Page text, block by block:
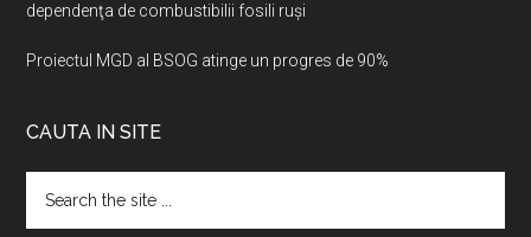
dependenţa de combustibilii fosili ruşi
Proiectul MGD al BSOG atinge un progres de 90%
CAUTA IN SITE
the